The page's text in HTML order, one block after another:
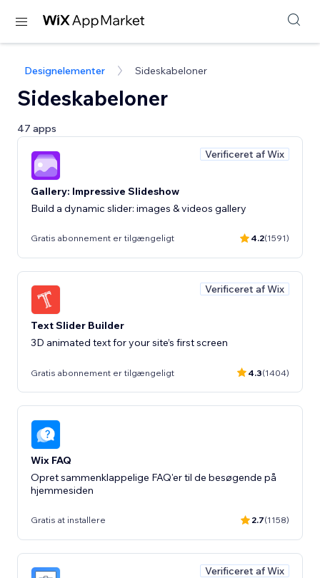
Designelementer Sideskabeloner
Sideskabeloner
47 apps
Verificeret af Wix
Gallery: Impressive Slideshow
Build a dynamic slider: images & videos gallery
Gratis abonnement er tilgængeligt 4.2(1591)
Verificeret af Wix
Text Slider Builder
3D animated text for your site’s first screen
Gratis abonnement er tilgængeligt 4.3(1404)
Wix FAQ
Opret sammenklappelige FAQ'er til de besøgende på
hjemmesiden
Gratis at installere 2.7(1158)
Verificeret af Wix